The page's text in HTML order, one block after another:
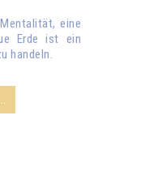
eine
Erde ist ein
handeln.